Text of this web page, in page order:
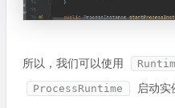
所以，我们可以使用
ProcessRuntime 启动实